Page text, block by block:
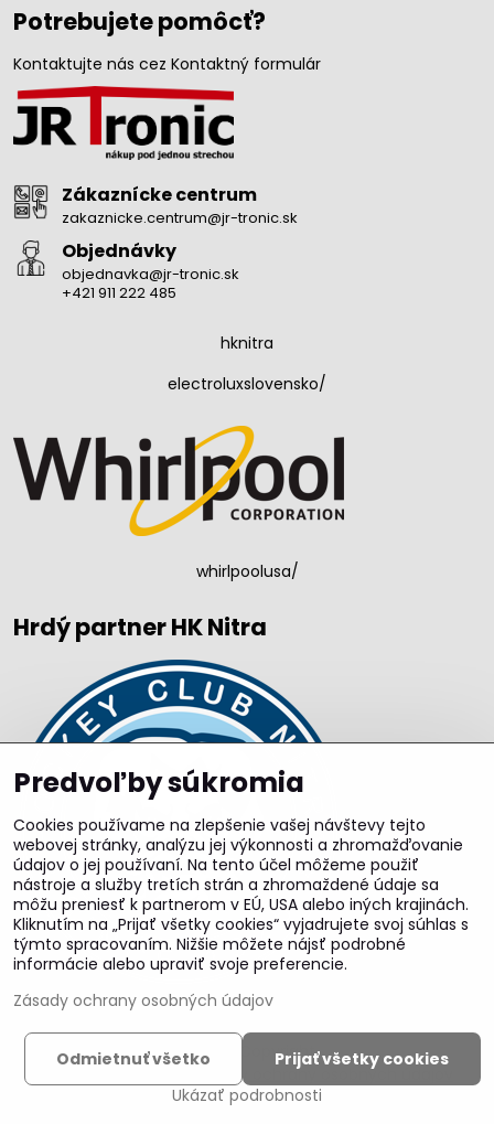
Potrebujete pomôcť?
Kontaktujte nás cez Kontaktný formulár
Zákaznícke centrum
zakaznicke.centrum@jr-tronic.sk
Objednávky
objednavka@jr-tronic.sk
+421 911 222 485
hknitra
electroluxslovensko/
whirlpoolusa/
Hrdý partner HK Nitra
©2026
Copyright
Zásady ochrany osobných údajov
Vytvorené pomocou:BiznisWeb.sk
Predvoľby súkromia
Cookies používame na zlepšenie vašej návštevy tejto
webovej stránky, analýzu jej výkonnosti a zhromažďovanie
údajov o jej používaní. Na tento účel môžeme použiť
nástroje a služby tretích strán a zhromaždené údaje sa
môžu preniesť k partnerom v EÚ, USA alebo iných krajinách.
Kliknutím na „Prijať všetky cookies“ vyjadrujete svoj súhlas s
týmto spracovaním. Nižšie môžete nájsť podrobné
informácie alebo upraviť svoje preferencie.
Zásady ochrany osobných údajov
Ukázať podrobnosti
Prijať všetky cookies
Odmietnuť všetko